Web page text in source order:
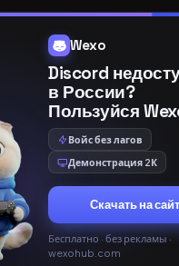
Принять Только
Wexo
Discord
в России?
Пользуйся
Войс без лагов
Демонстрация 2К
Скачать на
Бесплатно · без рекламы ·
wexohub.com